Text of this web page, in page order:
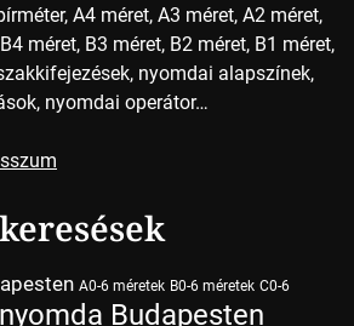
A4 méret, A3 méret, A2 méret,
méret, B3 méret, B2 méret, B1 méret,
nyomdai alapszínek,
nyomdai operátor…
A0-6 méretek B0-6 méretek C0-6
Budapesten